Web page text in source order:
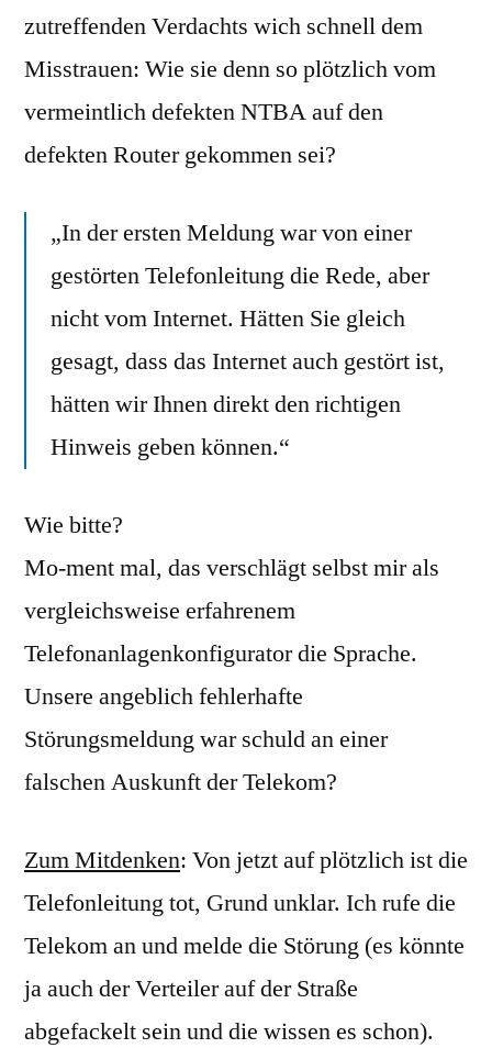
zutreffenden Verdachts wich schnell dem
Misstrauen: Wie sie denn so plötzlich vom
vermeintlich defekten NTBA auf den
defekten Router gekommen sei?
„In der ersten Meldung war von einer
gestörten Telefonleitung die Rede, aber
nicht vom Internet. Hätten Sie gleich
gesagt, dass das Internet auch gestört ist,
hätten wir Ihnen direkt den richtigen
Hinweis geben können.“
Wie bitte?
Mo-ment mal, das verschlägt selbst mir als
vergleichsweise erfahrenem
Telefonanlagenkonfigurator die Sprache.
Unsere angeblich fehlerhafte
Störungsmeldung war schuld an einer
falschen Auskunft der Telekom?
Zum Mitdenken: Von jetzt auf plötzlich ist die
Telefonleitung tot, Grund unklar. Ich rufe die
Telekom an und melde die Störung (es könnte
ja auch der Verteiler auf der Straße
abgefackelt sein und die wissen es schon).